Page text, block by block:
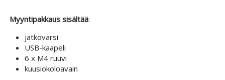
Myyntipakkaus sisältää:
jatkovarsi
USB-kaapeli
6 x M4 ruuvi
kuusiokoloavain